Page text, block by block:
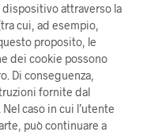
attraverso la
cui, ad esempio,
proposito, le
dei cookie possono
Di conseguenza,
fornite dal
caso in cui l’utente
può continuare a